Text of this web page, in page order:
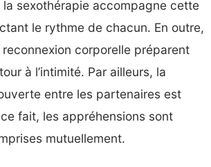
la sexothérapie accompagne cette
le rythme de chacun. En outre,
corporelle préparent
à l’intimité. Par ailleurs, la
entre les partenaires est
fait, les appréhensions sont
mutuellement.